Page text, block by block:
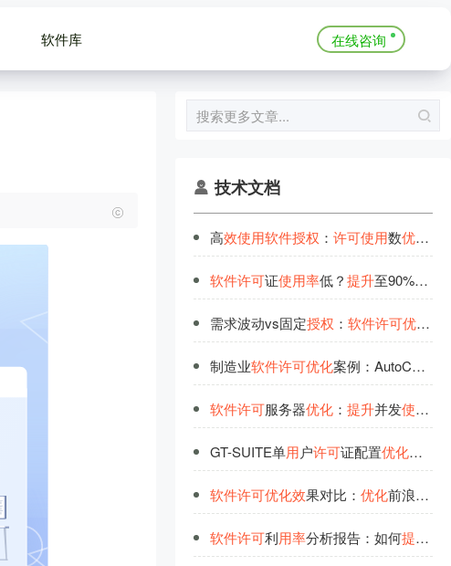
软件库 在线咨询
技术文档
高效使用软件授权 ： 许可使用数优化
软件许可证使用率低？提升至90%的
需求波动vs固定授权 ： 软件许可优化
制造业软件许可优化案例：AutoCAD
软件许可服务器优化： 提升并发使用
GT-SUITE单用户许可证配置优化与
软件许可优化效果对比： 优化前浪费30%，
软件许可利用率分析报告：如何提升